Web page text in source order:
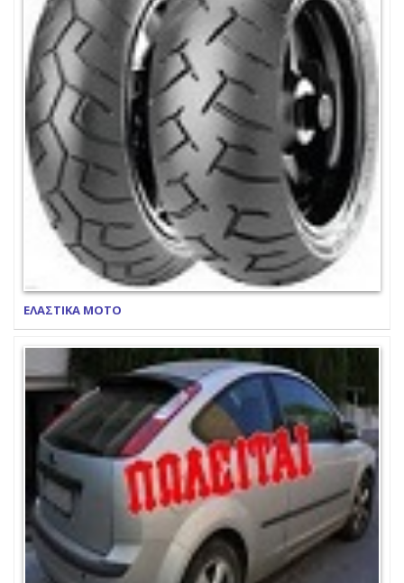
ΕΛΑΣΤΙΚΑ ΜΟΤΟ